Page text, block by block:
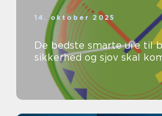
14. oktober 2025
De bedste smarte ure til
sikkerhed og sjov skal